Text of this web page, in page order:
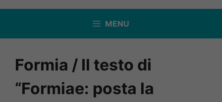
MENU
Formia / Il testo di
“Formiae: posta la